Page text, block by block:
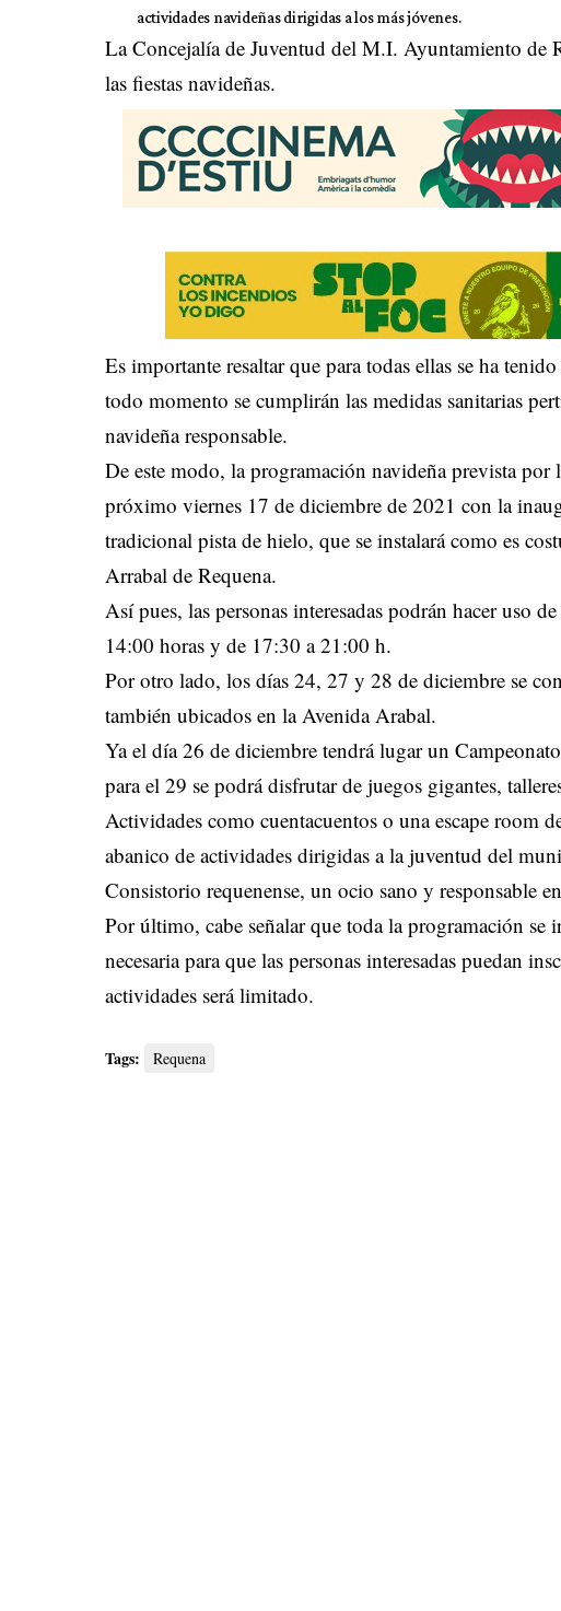
actividades navideñas dirigidas a los más jóvenes.
La Concejalía de Juventud del M.I. Ayuntamiento de
las fiestas navideñas.
Es importante resaltar que para todas ellas se ha
todo momento se cumplirán las medidas sanitarias
navideña responsable.
De este modo, la programación navideña prevista por
próximo viernes 17 de diciembre de 2021 con la
tradicional pista de hielo, que se instalará como es
Arrabal de Requena.
Así pues, las personas interesadas podrán hacer uso
14:00 horas y de 17:30 a 21:00 h.
Por otro lado, los días 24, 27 y 28 de diciembre se
también ubicados en la Avenida Arabal.
Ya el día 26 de diciembre tendrá lugar un
para el 29 se podrá disfrutar de juegos gigantes,
Actividades como cuentacuentos o una escape room
abanico de actividades dirigidas a la juventud del
Consistorio requenense, un ocio sano y responsable
Por último, cabe señalar que toda la programación se
necesaria para que las personas interesadas puedan
actividades será limitado.
Tags: Requena